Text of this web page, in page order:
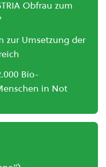
Obfrau zum
zur Umsetzung der
Bio-
in Not